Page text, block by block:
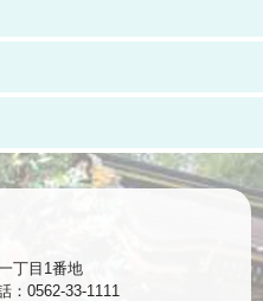
丁目1番地
0562-33-1111